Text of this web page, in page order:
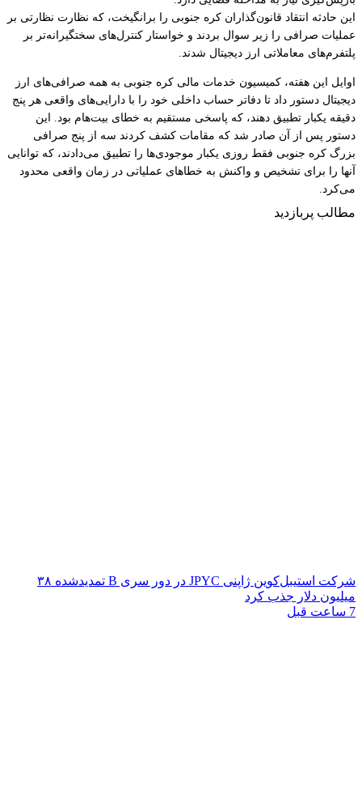
این حادثه انتقاد قانون‌گذاران کره جنوبی را برانگیخت، که نظارت نظارتی بر
عملیات صرافی را زیر سوال بردند و خواستار کنترل‌های سختگیرانه‌تر بر
پلتفرم‌های معاملاتی ارز دیجیتال شدند.
اوایل این هفته، کمیسیون خدمات مالی کره جنوبی به همه صرافی‌های ارز
دیجیتال دستور داد تا دفاتر حساب داخلی خود را با دارایی‌های واقعی هر پنج
دقیقه یکبار تطبیق دهند، که پاسخی مستقیم به خطای بیت‌هام بود. این
دستور پس از آن صادر شد که مقامات کشف کردند سه از پنج صرافی
بزرگ کره جنوبی فقط روزی یکبار موجودی‌ها را تطبیق می‌دادند، که توانایی
آنها را برای تشخیص و واکنش به خطاهای عملیاتی در زمان واقعی محدود
می‌کرد.
مطالب پربازدید
شرکت استیبل‌کوین ژاپنی JPYC در دور سری B تمدیدشده ۳۸
میلیون دلار جذب کرد
7 ساعت قبل